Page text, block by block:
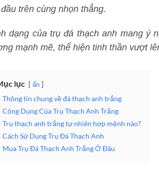
trên cùng nhọn thẳng.
dạng của trụ đá thạch anh mang ý
mạnh mẽ, thể hiện tinh thần vượt
lục ẩn
Thông tin chung về đá thạch anh trắng
Công Dụng Của Trụ Thạch Anh Trắng
Trụ thạch anh trắng tự nhiên hợp mệnh nào?
Cách Sử Dụng Trụ Đá Thạch Anh
Mua Trụ Đá Thạch Anh Trắng Ở Đâu